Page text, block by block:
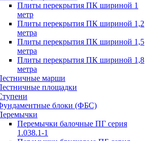
Плиты перекрытия ПК шириной 1
метр
Плиты перекрытия ПК шириной 1,2
метра
Плиты перекрытия ПК шириной 1,5
метра
Плиты перекрытия ПК шириной 1,8
метра
марши
площадки
блоки (ФБС)
Перемычки балочные ПГ серия
1.038.1-1